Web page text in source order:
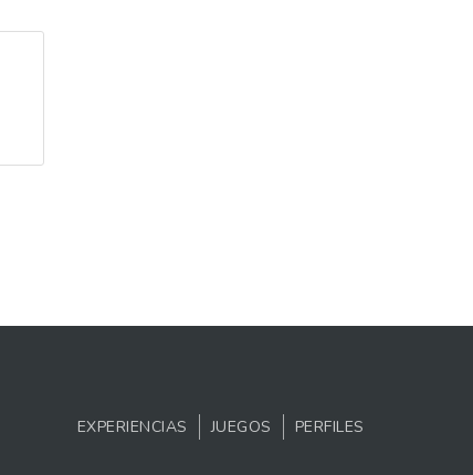
EXPERIENCIAS JUEGOS PERFILES